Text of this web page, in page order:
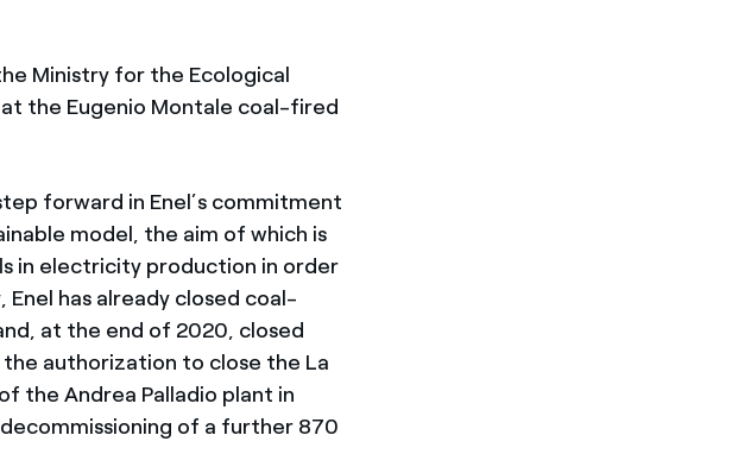
Ministry for the Ecological
the Eugenio Montale coal-fired
forward in Enel’s commitment
model, the aim of which is
in electricity production in order
has already closed coal-
at the end of 2020, closed
authorization to close the La
the Andrea Palladio plant in
of a further 870